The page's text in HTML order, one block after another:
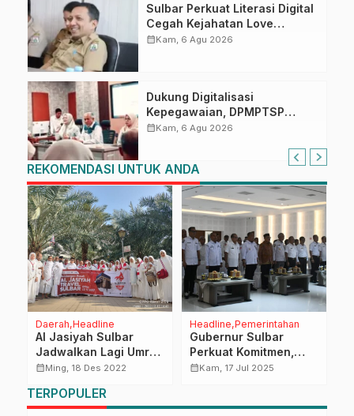
Sulbar Perkuat Literasi Digital
Cegah Kejahatan Love
Scamming
calendar_monthKam, 6 Agu 2026
Dukung Digitalisasi
Kepegawaian, DPMPTSP
Sulbar Siap Terapkan Aplikasi
calendar_monthKam, 6 Agu 2026
REKOMENDASI UNTUK ANDA
Daerah Headline
Al Jasiyah Sulbar
Jadwalkan Lagi Umrah
1 Maret 2023
calendar_monthMing, 18 Des 2022
Headline Pemerintahan
Gubernur Sulbar
Perkuat Komitmen,
Seluruh Pimpinan OPD
calendar_monthKam, 17 Jul 2025
TERPOPULER